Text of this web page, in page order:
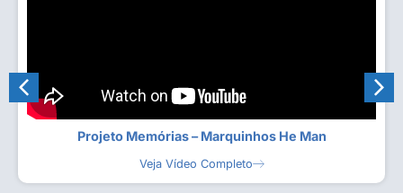
Projeto Memórias – Marquinhos He Man
Veja Vídeo Completo